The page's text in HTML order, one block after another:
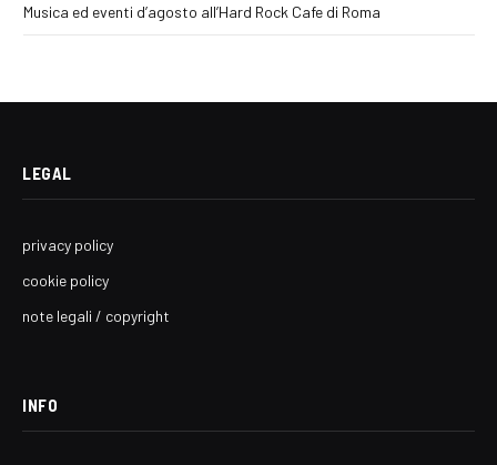
Musica ed eventi d’agosto all’Hard Rock Cafe di Roma
LEGAL
privacy policy
cookie policy
note legali / copyright
INFO